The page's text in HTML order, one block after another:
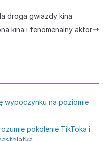
droga gwiazdy kina
kina i fenomenalny aktor
wypoczynku na poziomie
pokolenie TikToka i